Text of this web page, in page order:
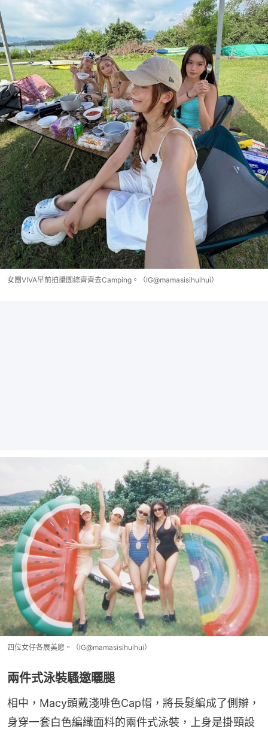
女團VIVA早前拍攝團綜齊齊去Camping。（IG@mamasisihuihui）
四位女仔各展美態。（IG@mamasisihuihui）
兩件式泳裝騷邀曬腿
相中，Macy頭戴淺啡色Cap帽，將長髮編成了側辮，
身穿一套白色編織面料的兩件式泳裝，上身是掛頸設